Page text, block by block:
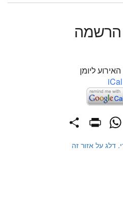
ליומן
iCal
Email
WhatsApp
דלג על אזור זה